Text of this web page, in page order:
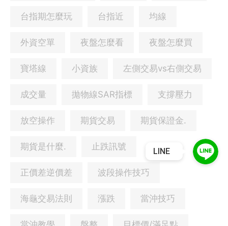
台指期怎麼玩 台指近 均線
外資空單 夜盤怎麼看 夜盤怎麼買
寶塔線 小資族 左側交易vs右側交易
成交量 拋物線SAR指標 支撐壓力
放空操作 期貨交易 期貨保證金.
期貨是什麼. 止跌訊號
正價差逆價差 波段操作技巧
海龜交易法則 漲跌 當沖技巧
LINE